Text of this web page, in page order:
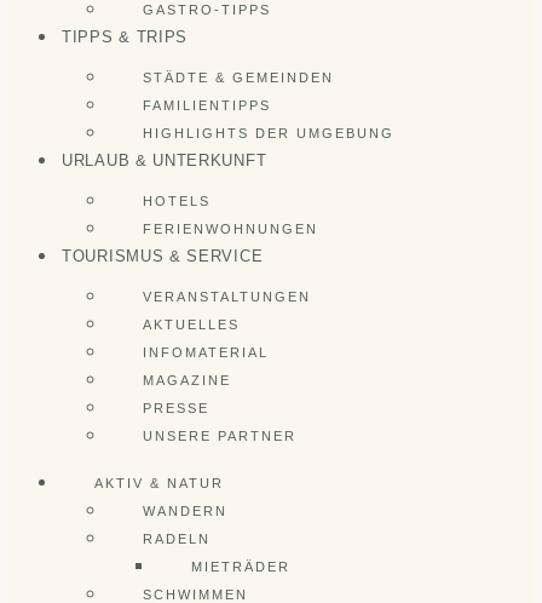
GASTRO-TIPPS
TIPPS & TRIPS
STÄDTE & GEMEINDEN
FAMILIENTIPPS
HIGHLIGHTS DER UMGEBUNG
URLAUB & UNTERKUNFT
HOTELS
FERIENWOHNUNGEN
TOURISMUS & SERVICE
VERANSTALTUNGEN
AKTUELLES
INFOMATERIAL
MAGAZINE
PRESSE
UNSERE PARTNER
AKTIV & NATUR
WANDERN
RADELN
MIETRÄDER
SCHWIMMEN